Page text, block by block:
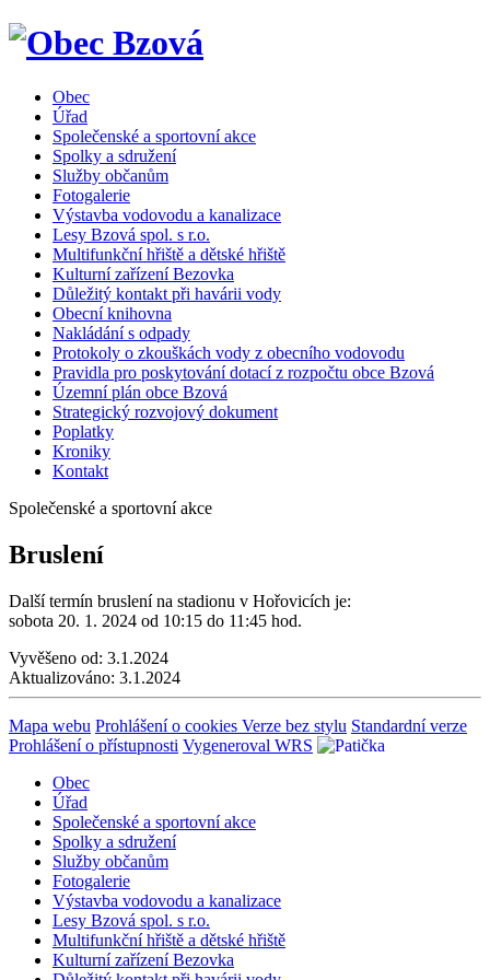
Obec
Úřad
Společenské a sportovní akce
Spolky a sdružení
Služby občanům
Fotogalerie
Výstavba vodovodu a kanalizace
Lesy Bzová spol. s r.o.
Multifunkční hřiště a dětské hřiště
Kulturní zařízení Bezovka
Důležitý kontakt při havárii vody
Obecní knihovna
Nakládání s odpady
Protokoly o zkouškách vody z obecního vodovodu
Pravidla pro poskytování dotací z rozpočtu obce Bzová
Územní plán obce Bzová
Strategický rozvojový dokument
Poplatky
Kroniky
Kontakt
Společenské a sportovní akce
Bruslení
Další termín bruslení na stadionu v Hořovicích je:
sobota 20. 1. 2024 od 10:15 do 11:45 hod.
Vyvěšeno od: 3.1.2024
Aktualizováno: 3.1.2024
Mapa webu Prohlášení o cookies Verze bez stylu Standardní verze
Prohlášení o přístupnosti Vygeneroval WRS
Obec
Úřad
Společenské a sportovní akce
Spolky a sdružení
Služby občanům
Fotogalerie
Výstavba vodovodu a kanalizace
Lesy Bzová spol. s r.o.
Multifunkční hřiště a dětské hřiště
Kulturní zařízení Bezovka